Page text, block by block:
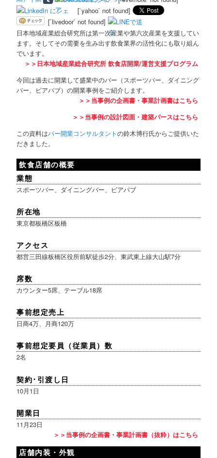
[`yahoo` not found]
[`livedoor` not found]
日本地域産業総合研究所は第一次産業や第六次産業を支援してい
ます。そしてその需要を生み出す飲食業界の活性化にも取り組ん
でいます。
＞＞日本地域産業総合研究所 飲食店開業/運営支援プログラム
今回は過去に開業して盛業中のバー（スポーツバー、ダイニング
バー、ビアパブ）の開業事例をご紹介します。
＞＞当事例の企画書・事業計画書はこちら
＞＞当事例の設計図面・建築パースはこちら
この資料はバー開業コンサルタントの鈴木博行氏からご提供いた
だきました。
飲食店舗の概要
業態
スポーツバー、ダイニングバー、ビアパブ
所在地
東京都板橋区板橋
アクセス
都営三田線板橋区役所前駅徒歩2分、東武東上線大山駅7分
席数
カウンター5席、テーブル18席
事前想定売上
日商4万、月商120万
事前想定要員（従業員）数
2名
契約･引渡し日
10月1日
開業日
11月23日
＞＞当事例の企画書・事業計画書（抜粋）はこちら
店舗内装・外観